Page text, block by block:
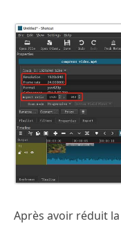
Après avoir réduit